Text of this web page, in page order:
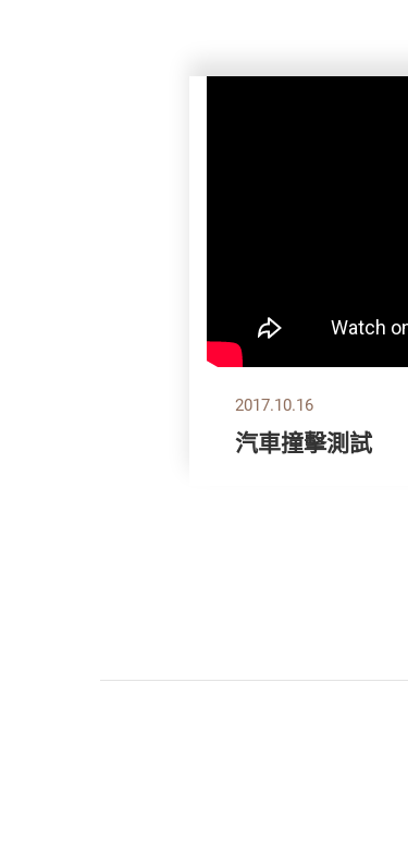
2017.10.16
汽車撞擊測試